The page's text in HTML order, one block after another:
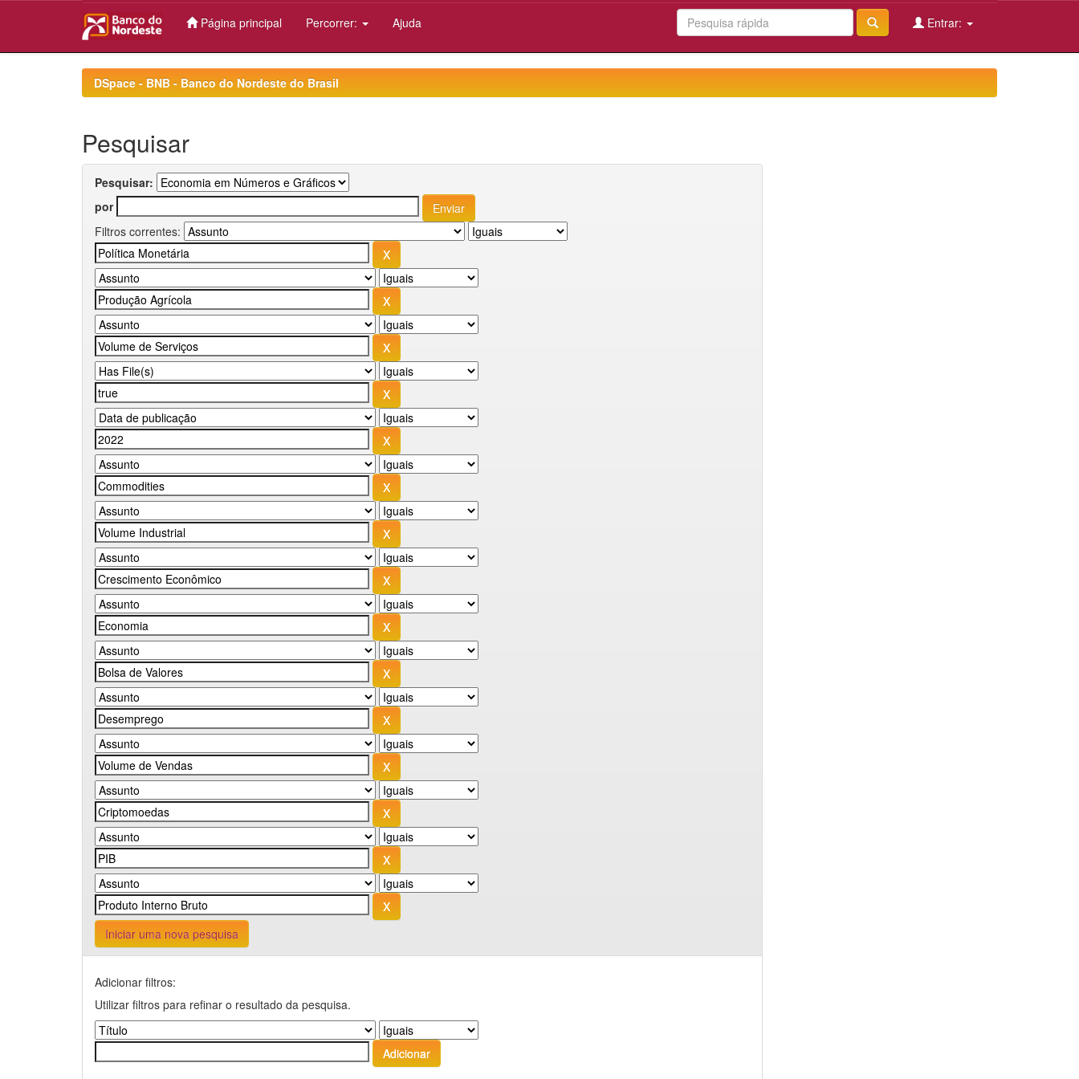
Página principal Percorrer: Ajuda Entrar:
DSpace - BNB - Banco do Nordeste do Brasil
Pesquisar
Pesquisar:
por
Filtros correntes:
Iniciar uma nova pesquisa
Adicionar filtros:
Utilizar filtros para refinar o resultado da pesquisa.